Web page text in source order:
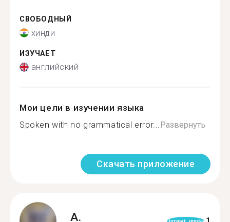
СВОБОДНЫЙ
хинди
ИЗУЧАЕТ
английский
Мои цели в изучении языка
Spoken with no grammatical error...Развернуть
Скачать приложение
A. format_quote